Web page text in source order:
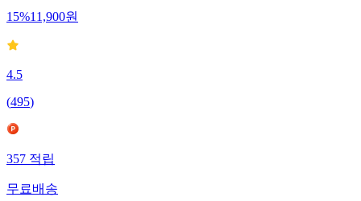
15%11,900원
4.5
(495)
357 적립
무료배송